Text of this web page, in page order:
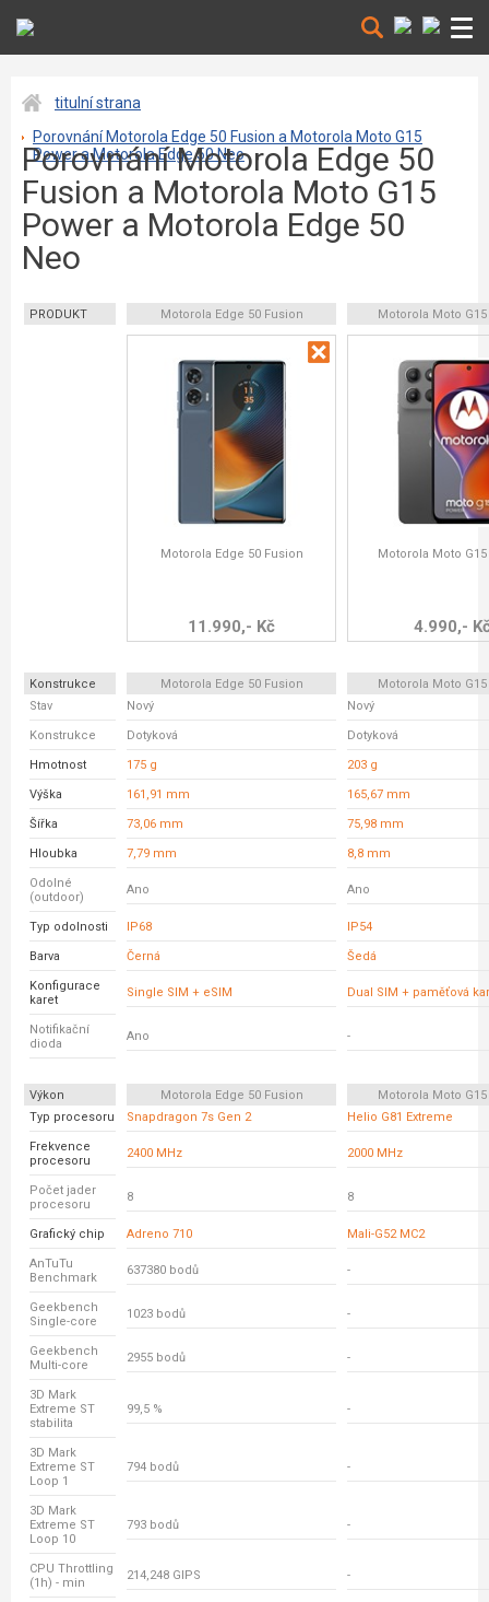
titulní strana
Porovnání Motorola Edge 50 Fusion a Motorola Moto G15
Power a Motorola Edge 50 Neo
Porovnání Motorola Edge 50
Fusion a Motorola Moto G15
Power a Motorola Edge 50
Neo
PRODUKT Motorola Edge 50 Fusion Motorola Moto
Motorola Edge 50 Fusion
11.990,- Kč
Motorola Moto
4.990,-
Konstrukce Motorola Edge 50 Fusion
Motorola Moto
Stav
Nový Nový
Konstrukce Dotyková Dotyková
Hmotnost 175 g 203 g
Výška 161,91 mm 165,67 mm
Šířka 73,06 mm 75,98 mm
Hloubka 7,79 mm 8,8 mm
Odolné
(outdoor)
Ano Ano
Typ odolnosti IP68 IP54
Barva Černá Šedá
Konfigurace
karet
Single SIM + eSIM Dual SIM + paměťová
Notifikační
dioda
Ano -
Výkon Motorola Edge 50 Fusion
Motorola Moto
Typ procesoru
Snapdragon 7s Gen 2 Helio G81 Extreme
Frekvence
procesoru
2400 MHz 2000 MHz
Počet jader
procesoru
8 8
Grafický chip Adreno 710 Mali-G52 MC2
AnTuTu
Benchmark
637380 bodů -
Geekbench
Single-core
1023 bodů -
Geekbench
Multi-core
2955 bodů -
3D Mark
Extreme ST
stabilita
99,5 % -
3D Mark
Extreme ST
Loop 1
794 bodů -
3D Mark
Extreme ST
Loop 10
793 bodů -
CPU Throttling
(1h) - min
214,248 GIPS -